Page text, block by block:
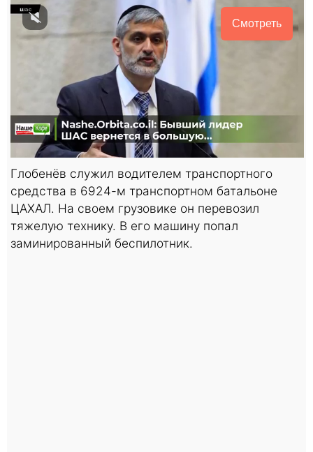
Смотреть
Глобенёв служил водителем транспортного
средства в 6924-м транспортном батальоне
ЦАХАЛ. На своем грузовике он перевозил
тяжелую технику. В его машину попал
заминированный беспилотник.